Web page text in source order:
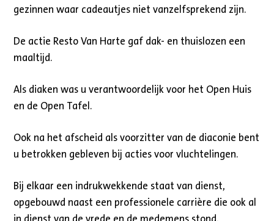
gezinnen waar cadeautjes niet vanzelfsprekend zijn.
De actie Resto Van Harte gaf dak- en thuislozen een
maaltijd.
Als diaken was u verantwoordelijk voor het Open Huis
en de Open Tafel.
Ook na het afscheid als voorzitter van de diaconie bent
u betrokken gebleven bij acties voor vluchtelingen.
Bij elkaar een indrukwekkende staat van dienst,
opgebouwd naast een professionele carrière die ook al